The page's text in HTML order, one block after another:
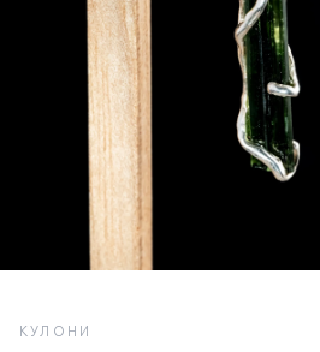
КУЛОНИ